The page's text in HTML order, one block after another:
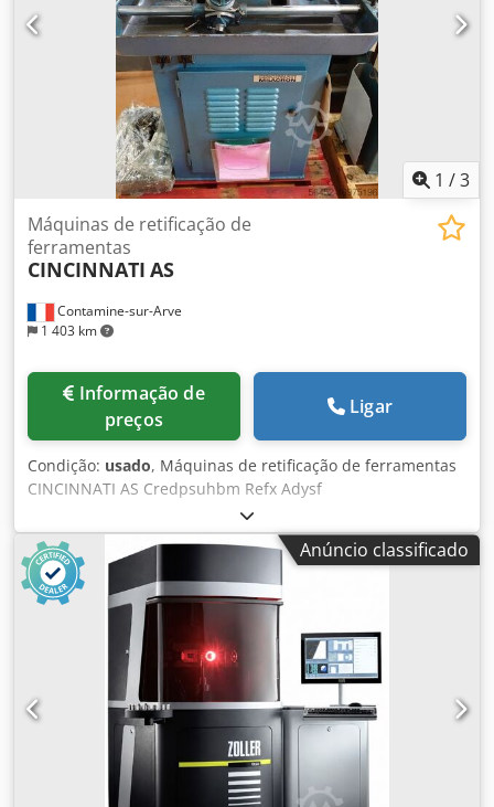
1 /3
Contamine-sur-Arve
1 403 km
Máquinas de retificação de
ferramentas
CINCINNATI AS
preços
Ligar
Condição: usado, Máquinas de retificação de ferramentas
CINCINNATI AS Credpsuhbm Refx Adysf
Anúncio classificado